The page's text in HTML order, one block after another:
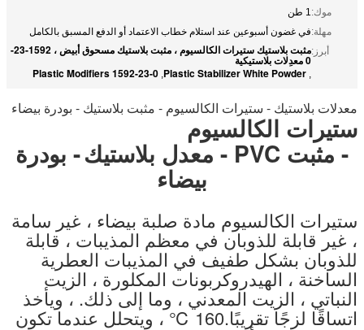
موك:1 طن
مهلة:في غضون أسبوعين عند استلام خطاب الاعتماد أو الدفع المسبق بالكامل
أبرز:
مثبت بلاستيك ستيرات الكالسيوم ، مثبت بلاستيك مسحوق أبيض ، 1592-23-
0 معدِلات بلاستيكية
,
Plastic Stabilizer White Powder
,
1592-23-0 Plastic Modifiers
معدلات بلاستيك - ستيرات الكالسيوم - مثبت بلاستيك - بودرة بيضاء
ستيرات الكالسيوم
- مثبت PVC - معدل بلاستيك - بودرة
بيضاء
ستيرات الكالسيوم مادة صلبة بيضاء ، غير سامة
، غير قابلة للذوبان في معظم المذيبات ، قابلة
للذوبان بشكل طفيف في المذيبات العطرية
الساخنة ، الهيدروكربونات المكلورة ، الزيت
النباتي ، الزيت المعدني ، وما إلى ذلك. ، ويأخذ
اتساقًا لزجًا تقريبًا.160 ℃ ، ويتحلل عندما تكون